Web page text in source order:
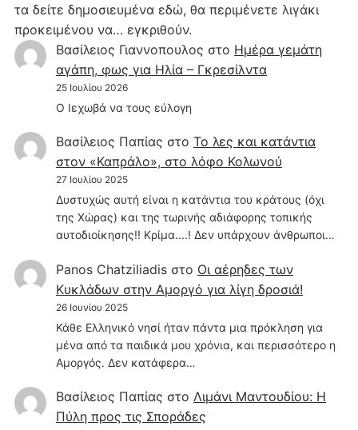
τα δείτε δημοσιευμένα εδώ, θα περιμένετε λιγάκι
προκειμένου να… εγκριθούν.
Βασίλειος Γιαννοπουλος στο Hμέρα γεμάτη
αγάπη, φως για Ηλία – Γκρεσίλντα
25 Ιουλίου 2026
Ο Ιεχωβά να τους εύλογη
Βασίλειος Παπίας στο Το λες και κατάντια
στον «Καπράλο», στο λόφο Κολωνού
27 Ιουλίου 2025
Δυστυχώς αυτή είναι η κατάντια του κράτους (όχι
της Χώρας) και της τωρινής αδιάφορης τοπικής
αυτοδιοίκησης!! Κρίμα....! Δεν υπάρχουν άνθρωποι…
Panos Chatziliadisστο Οι αέρηδες των
Κυκλάδων στην Αμοργό για λίγη δροσιά!
26 Ιουνίου 2025
Κάθε Ελληνικό νησί ήταν πάντα μια πρόκληση για
μένα από τα παιδικά μου χρόνια, και περισσότερο η
Αμοργός. Δεν κατάφερα…
Βασίλειος Παπίας στο Λιμάνι Μαντουδίου: Η
Πύλη προς τις Σποράδες